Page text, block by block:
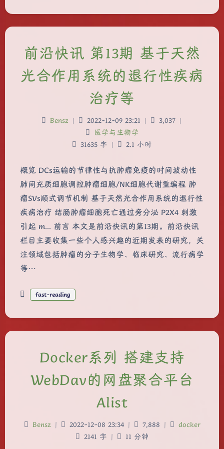
前沿快讯 第13期 基于天然
光合作用系统的退行性疾病
治疗等
Bensz | 2022-12-09 23:21 | 3,037 |
医学与生物学
31635 字 | 2.1 小时
概览 DCs运输的节律性与抗肿瘤免疫的时间波动性
肺间充质细胞调控肿瘤细胞/NK细胞代谢重编程 肿
瘤SVs顺式调节机制 基于天然光合作用系统的退行性
疾病治疗 结肠肿瘤细胞死亡通过旁分泌 P2X4 刺激
引起 m... 前言 本文是前沿快讯的第13期。前沿快讯
栏目主要收集一些个人感兴趣的近期发表的研究，关
注领域包括肿瘤的分子生物学、临床研究、流行病学
等…
fast-reading
Docker系列 搭建支持
WebDav的网盘聚合平台
Alist
Bensz | 2022-12-08 23:34 | 7,888 |
docker
2141 字 | 11 分钟